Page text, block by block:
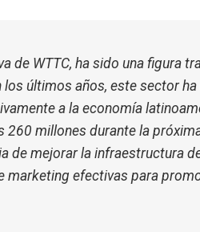
de WTTC, ha sido una figura
últimos años, este sector
a la economía
millones durante la
de mejorar la infraestructura
marketing efectivas para